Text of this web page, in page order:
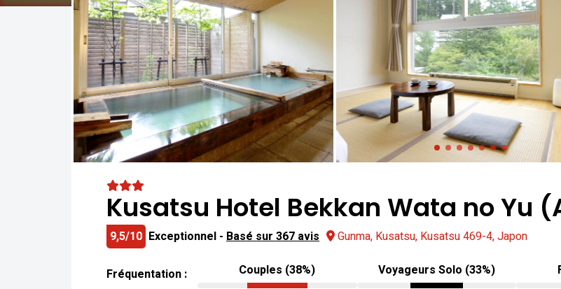
Kusatsu Hotel Bekkan Wata no Yu
9,5/10 Exceptionnel - Basé sur 367 avis Gunma, Kusatsu, Kusatsu 469-4, Japon
Fréquentation : Couples (38%) Voyageurs Solo (33%)